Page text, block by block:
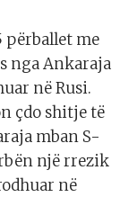
përballet me
nga Ankaraja
në Rusi.
çdo shitje të
mban S-
një rrezik
në